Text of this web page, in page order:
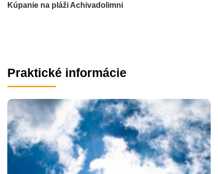
Kúpanie na pláži Achivadolimni
Praktické informácie